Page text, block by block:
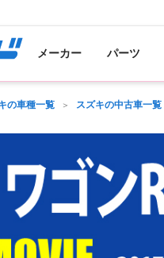
メーカー パーツ
の車種一覧 スズキの中古車一覧